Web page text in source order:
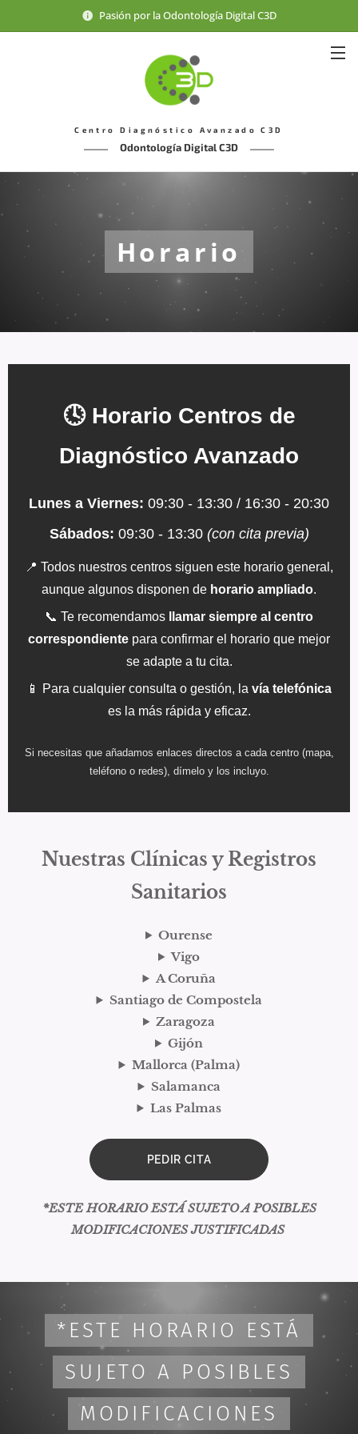
Pasión por la Odontología Digital C3D
Centro Diagnóstico Avanzado C3D
Odontología Digital C3D
Horario
🕓 Horario Centros de
Diagnóstico Avanzado
Lunes a Viernes: 09:30 - 13:30 / 16:30 - 20:30
Sábados: 09:30 - 13:30 (con cita previa)
📍 Todos nuestros centros siguen este horario general,
aunque algunos disponen de horario ampliado.
📞 Te recomendamos
llamar siempre al centro
correspondiente para confirmar el horario que mejor
se adapte a tu cita.
📱 Para cualquier consulta o gestión, la vía telefónica
es la más rápida y eficaz.
Si necesitas que añadamos enlaces directos a cada centro (mapa,
teléfono o redes), dímelo y los incluyo.
Nuestras Clínicas y Registros
Sanitarios
Ourense
Vigo
A Coruña
Santiago de Compostela
Zaragoza
Gijón
Mallorca (Palma)
Salamanca
Las Palmas
PEDIR CITA
*ESTE HORARIO ESTÁ SUJETO A POSIBLES
MODIFICACIONES JUSTIFICADAS
*ESTE HORARIO ESTÁ
SUJETO A POSIBLES
MODIFICACIONES